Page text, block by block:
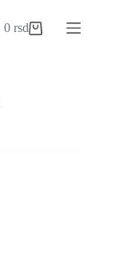
Shopping
0rsd